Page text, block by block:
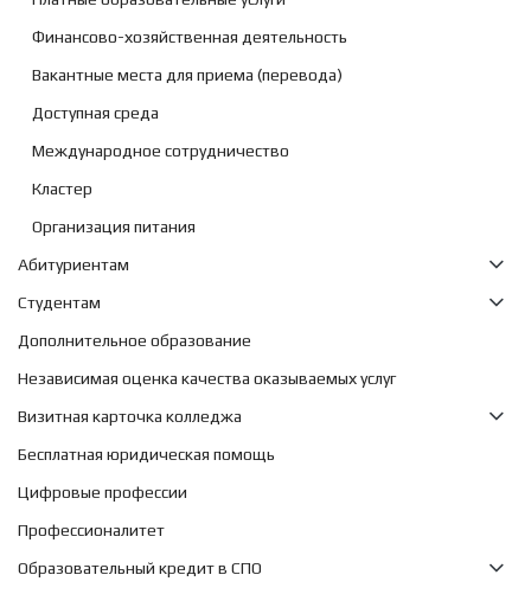
Финансово-хозяйственная деятельность
Вакантные места для приема (перевода)
Доступная среда
Международное сотрудничество
Кластер
Организация питания
Абитуриентам
Студентам
Дополнительное образование
Независимая оценка качества оказываемых услуг
Визитная карточка колледжа
Бесплатная юридическая помощь
Цифровые профессии
Профессионалитет
Образовательный кредит в СПО